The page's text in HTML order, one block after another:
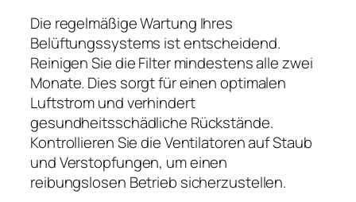
Die regelmäßige Wartung Ihres
Belüftungssystems ist entscheidend.
Reinigen Sie die Filter mindestens alle zwei
Monate. Dies sorgt für einen optimalen
Luftstrom und verhindert
gesundheitsschädliche Rückstände.
Kontrollieren Sie die Ventilatoren auf Staub
und Verstopfungen, um einen
reibungslosen Betrieb sicherzustellen.